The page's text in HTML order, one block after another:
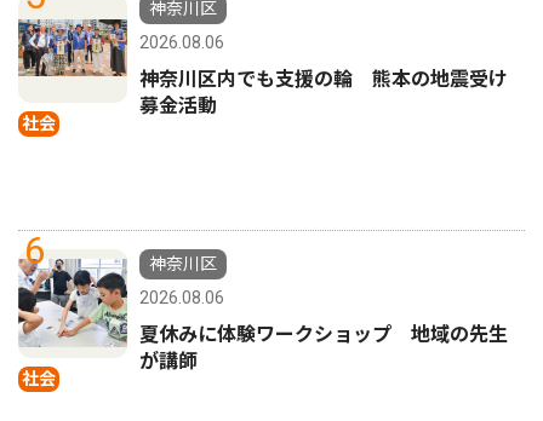
社会
神奈川区
2026.08.06
神奈川区内でも支援の輪 熊本の地震受け
募金活動
6
社会
神奈川区
2026.08.06
夏休みに体験ワークショップ 地域の先生
が講師